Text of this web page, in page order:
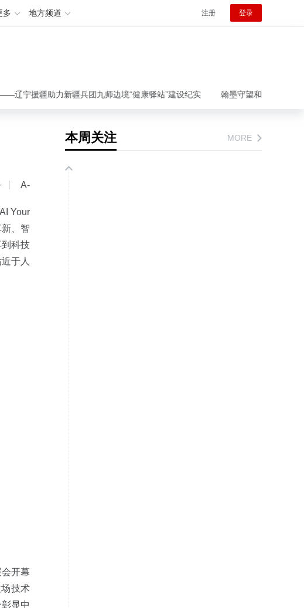
多 地方频道 注册 登录
疆助力新疆兵团九师边境“健康驿站”建设纪实 翰墨守望和平初心书写担当
A-
Your
、智
科技
于人
开幕
技术
显中
本周关注 MORE